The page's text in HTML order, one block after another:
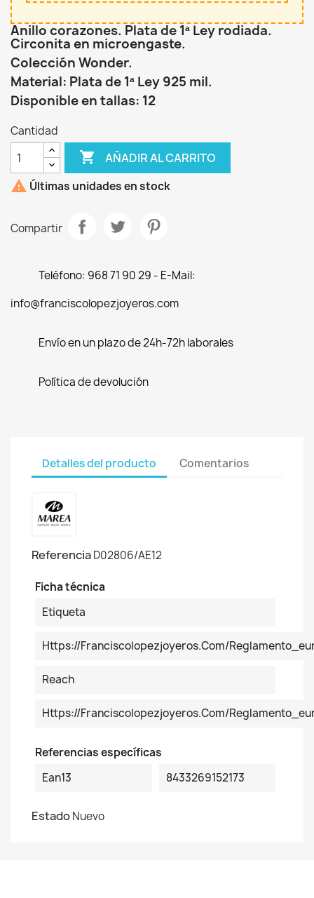
Anillo corazones. Plata de 1ª Ley rodiada.
Circonita en microengaste.
Colección Wonder.
Material: Plata de 1ª Ley 925 mil.
Disponible en tallas: 12
Cantidad
 AÑADIR AL CARRITO
 Últimas unidades en stock
Compartir
Teléfono: 968 71 90 29 - E-Mail:
info@franciscolopezjoyeros.com
Envío en un plazo de 24h-72h laborales
Política de devolución
Detalles del producto Comentarios
ReferenciaD02806/AE12
Ficha técnica
Etiqueta
Https://franciscolopezjoyeros.com/
Reach
Https://franciscolopezjoyeros.com/
Referencias específicas
Ean13
8433269152173
EstadoNuevo